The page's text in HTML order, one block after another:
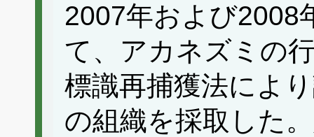
2007年および2008
て、アカネズミの
標識再捕獲法によ
の組織を採取した